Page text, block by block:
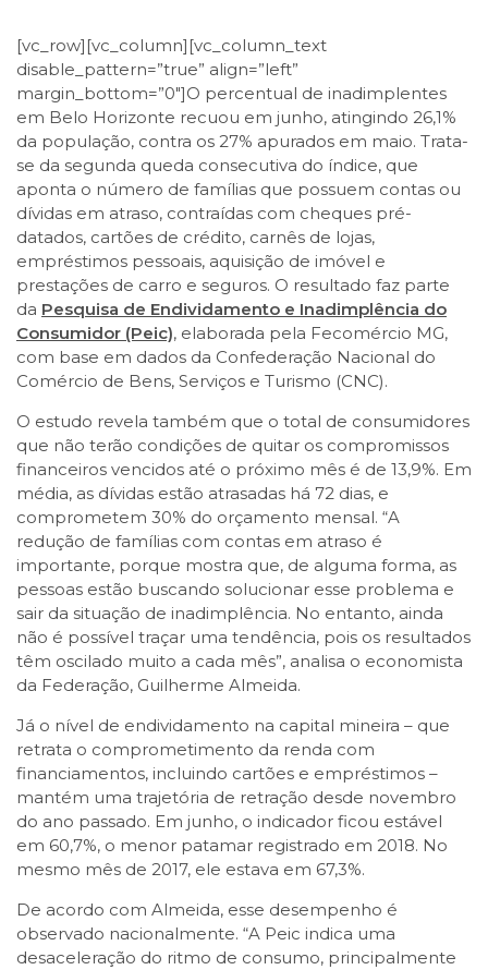
[vc_row][vc_column][vc_column_text
disable_pattern=”true” align=”left”
margin_bottom=”0″]O percentual de inadimplentes
em Belo Horizonte recuou em junho, atingindo 26,1%
da população, contra os 27% apurados em maio. Trata-
se da segunda queda consecutiva do índice, que
aponta o número de famílias que possuem contas ou
dívidas em atraso, contraídas com cheques pré-
datados, cartões de crédito, carnês de lojas,
empréstimos pessoais, aquisição de imóvel e
prestações de carro e seguros. O resultado faz parte
da Pesquisa de Endividamento e Inadimplência do
Consumidor (Peic), elaborada pela Fecomércio MG,
com base em dados da Confederação Nacional do
Comércio de Bens, Serviços e Turismo (CNC).
O estudo revela também que o total de consumidores
que não terão condições de quitar os compromissos
financeiros vencidos até o próximo mês é de 13,9%. Em
média, as dívidas estão atrasadas há 72 dias, e
comprometem 30% do orçamento mensal. “A
redução de famílias com contas em atraso é
importante, porque mostra que, de alguma forma, as
pessoas estão buscando solucionar esse problema e
sair da situação de inadimplência. No entanto, ainda
não é possível traçar uma tendência, pois os resultados
têm oscilado muito a cada mês”, analisa o economista
da Federação, Guilherme Almeida.
Já o nível de endividamento na capital mineira – que
retrata o comprometimento da renda com
financiamentos, incluindo cartões e empréstimos –
mantém uma trajetória de retração desde novembro
do ano passado. Em junho, o indicador ficou estável
em 60,7%, o menor patamar registrado em 2018. No
mesmo mês de 2017, ele estava em 67,3%.
De acordo com Almeida, esse desempenho é
observado nacionalmente. “A Peic indica uma
desaceleração do ritmo de consumo, principalmente